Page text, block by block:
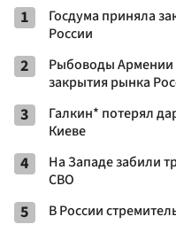
1
Госдума приняла
России
2
Рыбоводы Армении
закрытия рынка
3
Галкин* потерял
Киеве
4
На Западе забили
СВО
5 В России